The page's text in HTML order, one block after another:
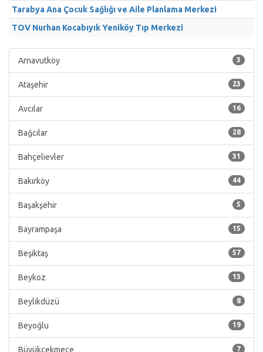
Tarabya Ana Çocuk Sağlığı ve Aile Planlama Merkezi
TOV Nurhan Kocabıyık Yeniköy Tıp Merkezi
3
Arnavutköy
23
Ataşehir
16
Avcılar
28
Bağcılar
31
Bahçelievler
44
Bakırköy
5
Başakşehir
15
Bayrampaşa
57
Beşiktaş
13
Beykoz
8
Beylikdüzü
19
Beyoğlu
7
Büyükçekmece